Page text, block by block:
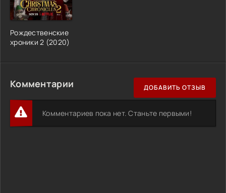
Рождественские
хроники 2 (2020)
Комментарии ДОБАВИТЬ ОТЗЫВ
Комментариев пока нет. Станьте первыми!